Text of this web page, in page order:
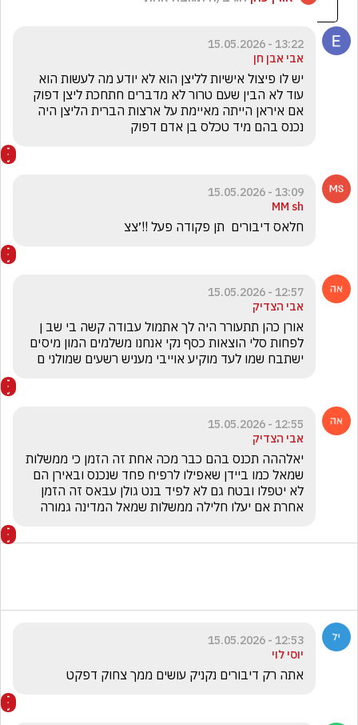
13:22 - 15.05.2026
אבי אבן חן
נכנס בהם מיד טכלס בן אדם דפוק
13:09 - 15.05.2026
MM sh
חלאס דיבורים  תן פקודה פעל !!׳צצ
12:57 - 15.05.2026
אבי הצדיק
ישתבח שמו לעד מוקיע אוייבי מעניש רשעים שמולני ם
12:55 - 15.05.2026
אבי הצדיק
אחרת אם יעלו חלילה ממשלות שמאל המדינה גמורה
12:53 - 15.05.2026
יוסי לוי
אתה רק דיבורים נקניק עושים ממך צחוק דפקט